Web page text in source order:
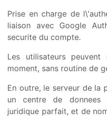
Prise en charge de
liaison avec Google
securite du compte.
Les utilisateurs
moment, sans routine de
En outre, le serveur de la
un centre de donnees
juridique parfait, et de